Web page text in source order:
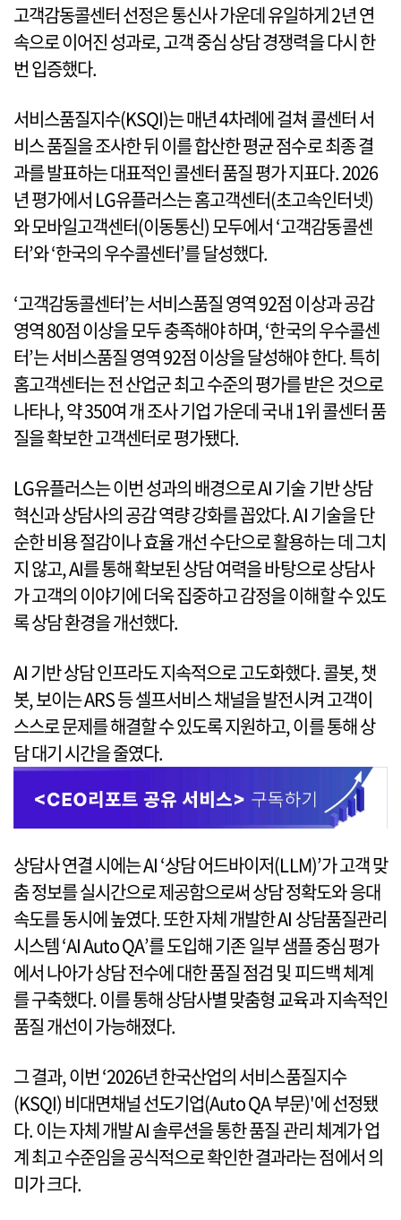
고객감동콜센터 선정은 통신사 가운데 유일하게 2년 연
속으로 이어진 성과로, 고객 중심 상담 경쟁력을 다시 한
번 입증했다.
서비스품질지수(KSQI)는 매년 4차례에 걸쳐 콜센터 서
비스 품질을 조사한 뒤 이를 합산한 평균 점수로 최종 결
과를 발표하는 대표적인 콜센터 품질 평가 지표다. 2026
년 평가에서 LG유플러스는 홈고객센터(초고속인터넷)
와 모바일고객센터(이동통신) 모두에서 ‘고객감동콜센
터’와 ‘한국의 우수콜센터’를 달성했다.
‘고객감동콜센터’는 서비스품질 영역 92점 이상과 공감
영역 80점 이상을 모두 충족해야 하며, ‘한국의 우수콜센
터’는 서비스품질 영역 92점 이상을 달성해야 한다. 특히
홈고객센터는 전 산업군 최고 수준의 평가를 받은 것으로
나타나, 약 350여 개 조사 기업 가운데 국내 1위 콜센터 품
질을 확보한 고객센터로 평가됐다.
LG유플러스는 이번 성과의 배경으로 AI 기술 기반 상담
혁신과 상담사의 공감 역량 강화를 꼽았다. AI 기술을 단
순한 비용 절감이나 효율 개선 수단으로 활용하는 데 그치
지 않고, AI를 통해 확보된 상담 여력을 바탕으로 상담사
가 고객의 이야기에 더욱 집중하고 감정을 이해할 수 있도
록 상담 환경을 개선했다.
AI 기반 상담 인프라도 지속적으로 고도화했다. 콜봇, 챗
봇, 보이는 ARS 등 셀프서비스 채널을 발전시켜 고객이
스스로 문제를 해결할 수 있도록 지원하고, 이를 통해 상
담 대기 시간을 줄였다.
상담사 연결 시에는 AI ‘상담 어드바이저(LLM)’가 고객 맞
춤 정보를 실시간으로 제공함으로써 상담 정확도와 응대
속도를 동시에 높였다. 또한 자체 개발한 AI 상담품질관리
시스템 ‘AI Auto QA’를 도입해 기존 일부 샘플 중심 평가
에서 나아가 상담 전수에 대한 품질 점검 및 피드백 체계
를 구축했다. 이를 통해 상담사별 맞춤형 교육과 지속적인
품질 개선이 가능해졌다.
그 결과, 이번 ‘2026년 한국산업의 서비스품질지수
(KSQI) 비대면채널 선도기업(Auto QA 부문)'에 선정됐
다. 이는 자체 개발 AI 솔루션을 통한 품질 관리 체계가 업
계 최고 수준임을 공식적으로 확인한 결과라는 점에서 의
미가 크다.